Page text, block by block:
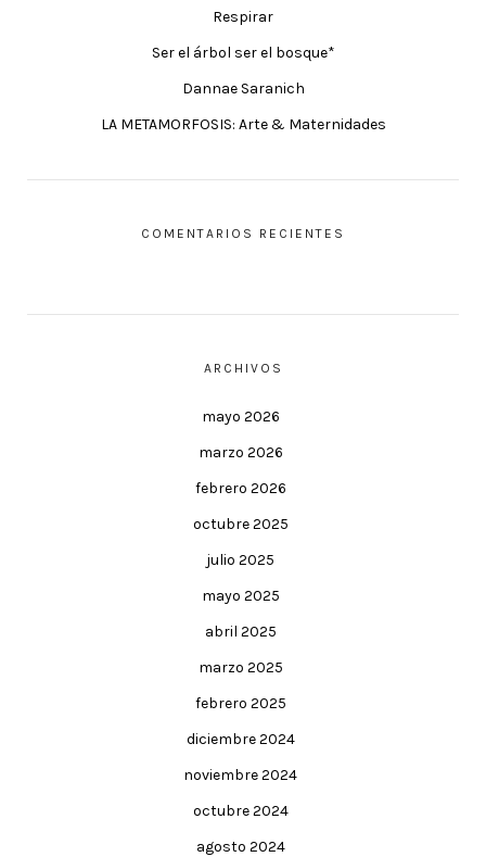
Respirar
Ser el árbol ser el bosque*
Dannae Saranich
LA METAMORFOSIS: Arte & Maternidades
COMENTARIOS RECIENTES
ARCHIVOS
mayo 2026
marzo 2026
febrero 2026
octubre 2025
julio 2025
mayo 2025
abril 2025
marzo 2025
febrero 2025
diciembre 2024
noviembre 2024
octubre 2024
agosto 2024